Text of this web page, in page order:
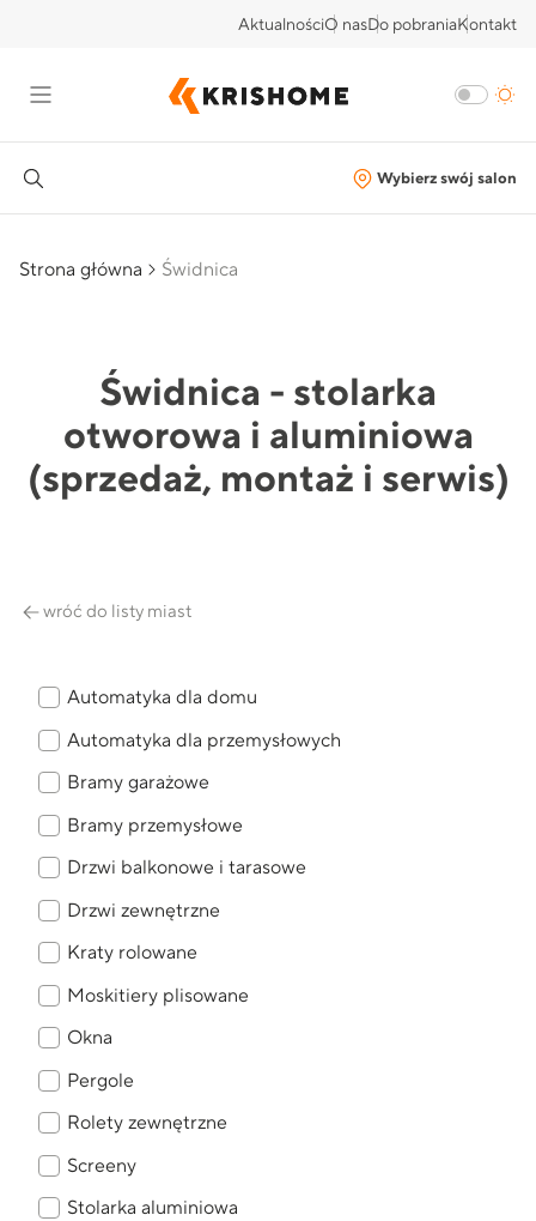
AktualnościO nasDo pobraniaKontakt
Wybierz swój salon
Strona główna Świdnica
Świdnica - stolarka
otworowa i aluminiowa
(sprzedaż, montaż i serwis)
wróć do listy miast
Automatyka dla domu
Automatyka dla przemysłowych
Bramy garażowe
Bramy przemysłowe
Drzwi balkonowe i tarasowe
Drzwi zewnętrzne
Kraty rolowane
Moskitiery plisowane
Okna
Pergole
Rolety zewnętrzne
Screeny
Stolarka aluminiowa